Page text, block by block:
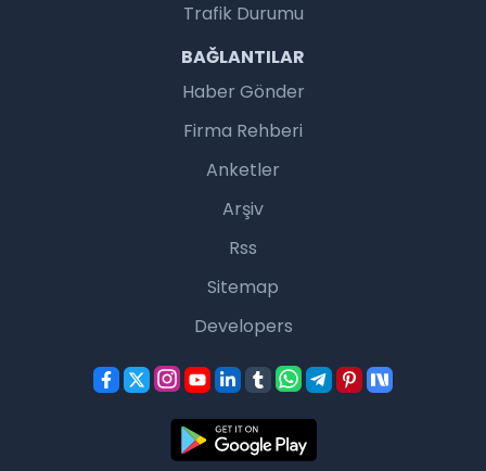
Trafik Durumu
BAĞLANTILAR
Haber Gönder
Firma Rehberi
Anketler
Arşiv
Rss
Sitemap
Developers